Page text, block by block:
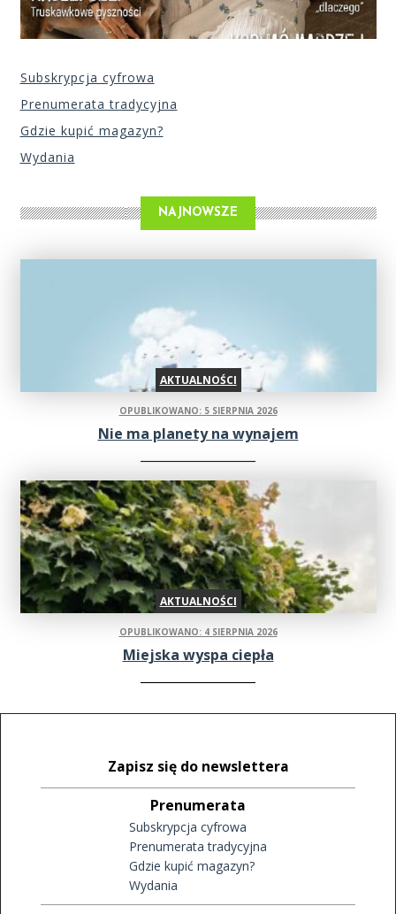
Subskrypcja cyfrowa
Prenumerata tradycyjna
Gdzie kupić magazyn?
Wydania
NAJNOWSZE
AKTUALNOŚCI
OPUBLIKOWANO: 5 SIERPNIA 2026
Nie ma planety na wynajem
AKTUALNOŚCI
OPUBLIKOWANO: 4 SIERPNIA 2026
Miejska wyspa ciepła
Zapisz się do newslettera
Prenumerata
Subskrypcja cyfrowa
Prenumerata tradycyjna
Gdzie kupić magazyn?
Wydania